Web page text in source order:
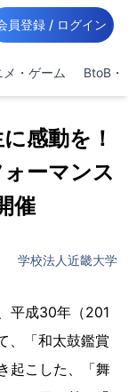
員登録 / ログイン
メ・ゲーム BtoB・
感動を！
ーマンス
催
学校法人近畿大学
平成30年（201
、「和太鼓鑑賞
起こした、「舞